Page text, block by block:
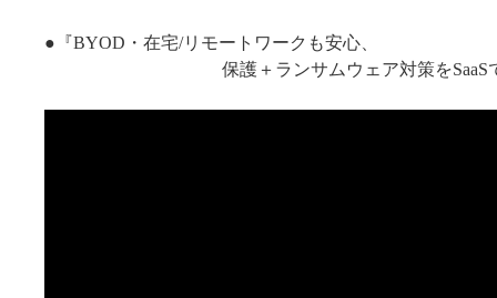
●『BYOD・在宅/リモートワークも安心、
保護＋ランサムウェア対策をSaaSで